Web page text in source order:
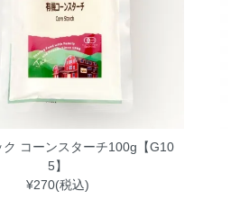
ク コーンスターチ100g【G10
5】
¥270(税込)